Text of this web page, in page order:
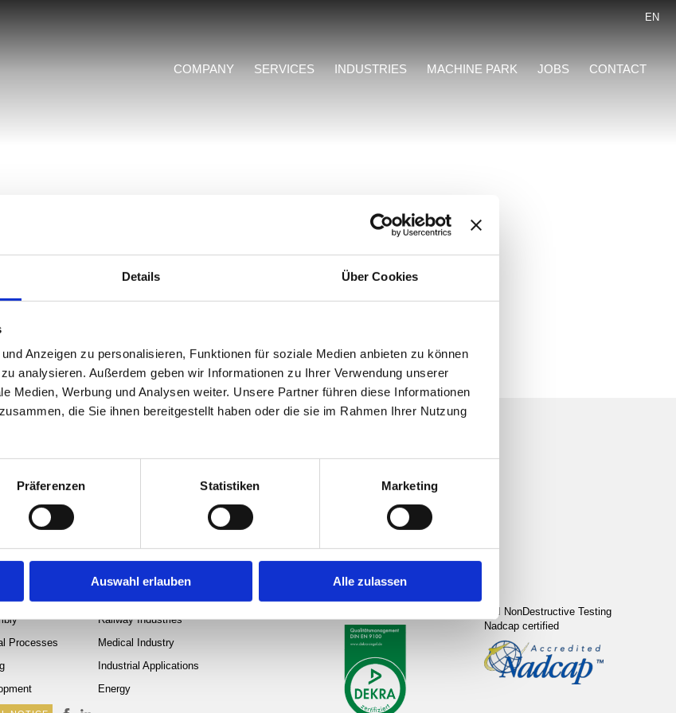
Details Über Cookies
Anzeigen zu personalisieren, Funktionen für soziale Medien anbieten zu können
analysieren. Außerdem geben wir Informationen zu Ihrer Verwendung unserer
Medien, Werbung und Analysen weiter. Unsere Partner führen diese Informationen
die Sie ihnen bereitgestellt haben oder die sie im Rahmen Ihrer Nutzung
Präferenzen Statistiken Marketing
Auswahl erlauben Alle zulassen
COMPANY SERVICES INDUSTRIES MACHINE PARK JOBS CONTACT
EN
Processes
Railway Industries
Medical Industry
Industrial Applications
Energy
FPI NonDestructive Testing
Nadcap certified